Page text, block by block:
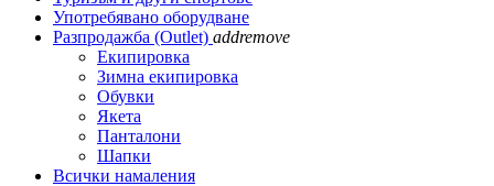
Употребявано оборудване
Разпродажба (Outlet) addremove
Екипировка
Зимна екипировка
Обувки
Якета
Панталони
Шапки
Всички намаления